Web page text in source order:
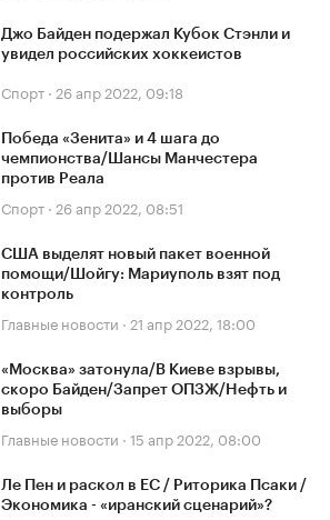
Джо Байден подержал Кубок Стэнли и
увидел российских хоккеистов
Спорт · 26 апр 2022, 09:18
Победа «Зенита» и 4 шага до
чемпионства/Шансы Манчестера
против Реала
Спорт · 26 апр 2022, 08:51
США выделят новый пакет военной
помощи/Шойгу: Мариуполь взят под
контроль
Главные новости · 21 апр 2022, 18:00
«Москва» затонула/В Киеве взрывы,
скоро Байден/Запрет ОПЗЖ/Нефть и
выборы
Главные новости · 15 апр 2022, 08:00
Ле Пен и раскол в ЕС / Риторика Псаки /
Экономика - «иранский сценарий»?